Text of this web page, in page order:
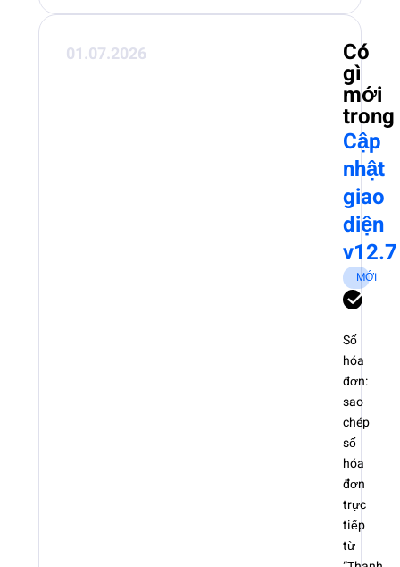
01.07.2026 Có
gì
mới
trong
Cập
nhật
giao
diện
v12.7
MỚI
Số
hóa
đơn:
sao
chép
số
hóa
đơn
trực
tiếp
từ